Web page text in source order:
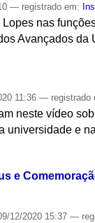
— registrado em:
nas
Avançados da
11:36— registrado
neste vídeo
universidade e
e
12/2020 15:37—